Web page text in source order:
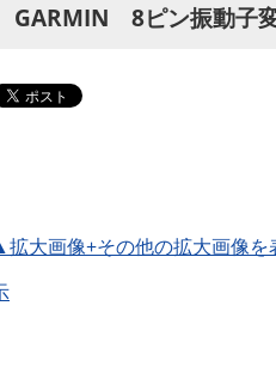
GARMIN 8ピン振動子
拡大画像+その他の拡大画像を